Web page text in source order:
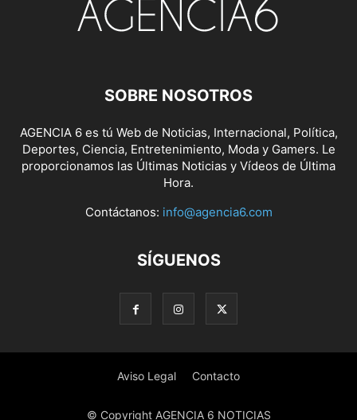
SOBRE NOSOTROS
AGENCIA 6 es tú Web de Noticias, Internacional, Política,
Deportes, Ciencia, Entretenimiento, Moda y Gamers. Le
proporcionamos las Últimas Noticias y Vídeos de Última
Hora.
Contáctanos: info@agencia6.com
SÍGUENOS
Aviso Legal Contacto
© Copyright AGENCIA 6 NOTICIAS